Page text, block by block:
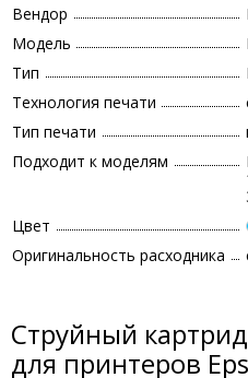
Вендор
Модель
Тип
Технология печати
Тип печати
Подходит к моделям
Цвет
Оригинальность расходника
Струйный
для принтеров